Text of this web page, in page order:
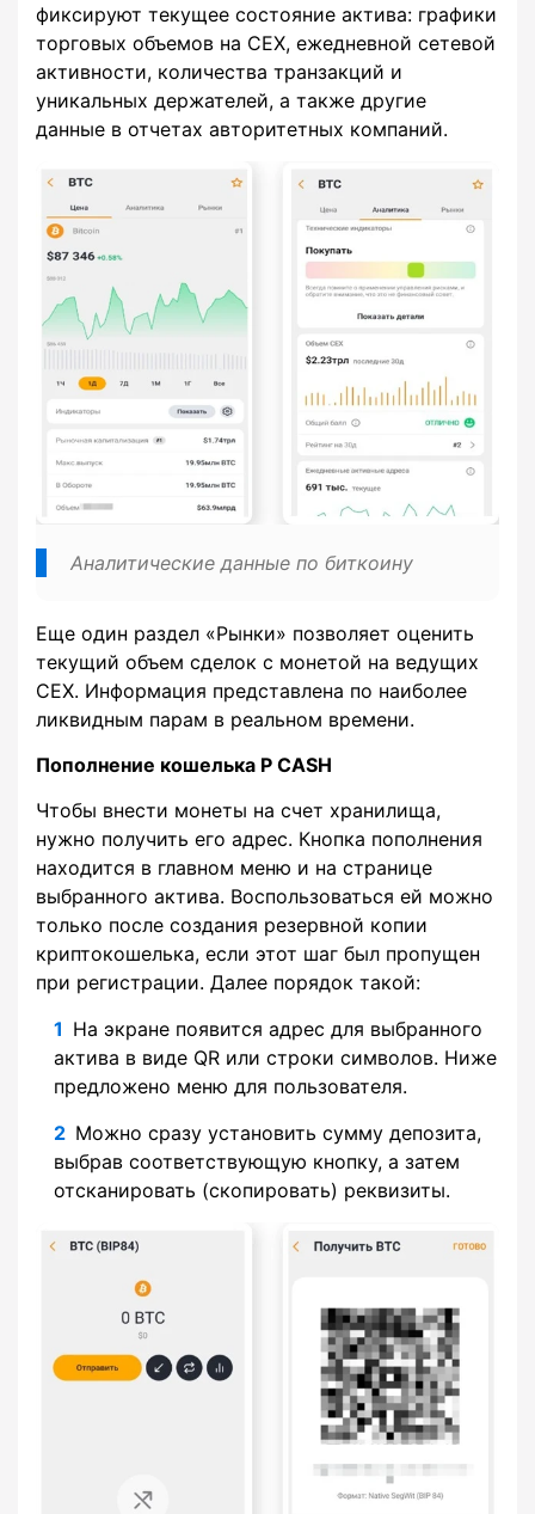
фиксируют текущее состояние актива: графики
торговых объемов на CEX, ежедневной сетевой
активности, количества транзакций и
уникальных держателей, а также другие
данные в отчетах авторитетных компаний.
Аналитические данные по биткоину
Еще один раздел «Рынки» позволяет оценить
текущий объем сделок с монетой на ведущих
CEX. Информация представлена по наиболее
ликвидным парам в реальном времени.
Пополнение кошелька P CASH
Чтобы внести монеты на счет хранилища,
нужно получить его адрес. Кнопка пополнения
находится в главном меню и на странице
выбранного актива. Воспользоваться ей можно
только после создания резервной копии
криптокошелька, если этот шаг был пропущен
при регистрации. Далее порядок такой:
На экране появится адрес для выбранного
актива в виде QR или строки символов. Ниже
предложено меню для пользователя.
Можно сразу установить сумму депозита,
выбрав соответствующую кнопку, а затем
отсканировать (скопировать) реквизиты.